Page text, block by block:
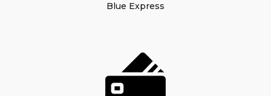
Blue Express